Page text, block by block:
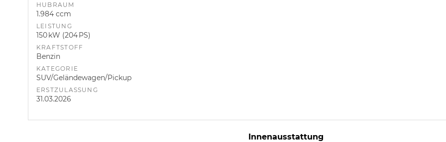
HUBRAUM
1.984 ccm
LEISTUNG
150 kW (204 PS)
KRAFTSTOFF
Benzin
KATEGORIE
SUV/Geländewagen/Pickup
ERSTZULASSUNG
31.03.2026
Innenausstattung